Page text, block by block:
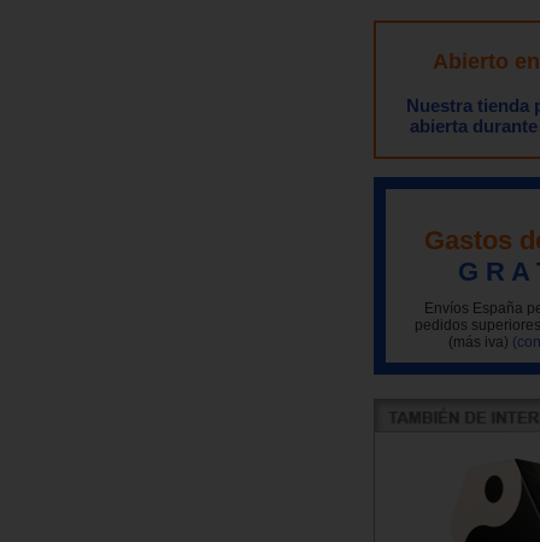
Abierto
Nuestra tienda
abierta
Gastos
G R A
Envíos España
pedidos
(más iva)